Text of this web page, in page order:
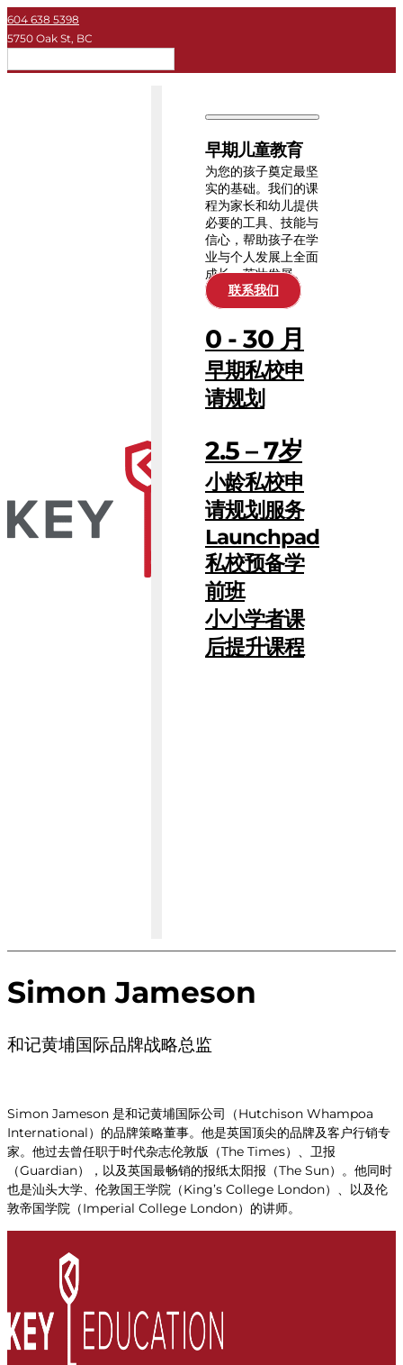
604 638 5398
5750 Oak St, BC
私立学校
大学
关于KEY
教育资源
早期儿童教育
为您的孩子奠定最坚
实的基础。我们的课
程为家长和幼儿提供
必要的工具、技能与
信心，帮助孩子在学
业与个人发展上全面
成长、茁壮发展。
联系我们
0 - 30 月
早期私校申
请规划
2.5 – 7岁
小龄私校申
请规划服务
Launchpad
私校预备学
前班
小小学者课
后提升课程
Simon Jameson
和记黄埔国际品牌战略总监
Simon Jameson 是和记黄埔国际公司（Hutchison Whampoa
International）的品牌策略董事。他是英国顶尖的品牌及客户行销专
家。他过去曾任职于时代杂志伦敦版（The Times）、卫报
（Guardian），以及英国最畅销的报纸太阳报（The Sun）。他同时
也是汕头大学、伦敦国王学院（King’s College London）、以及伦
敦帝国学院（Imperial College London）的讲师。